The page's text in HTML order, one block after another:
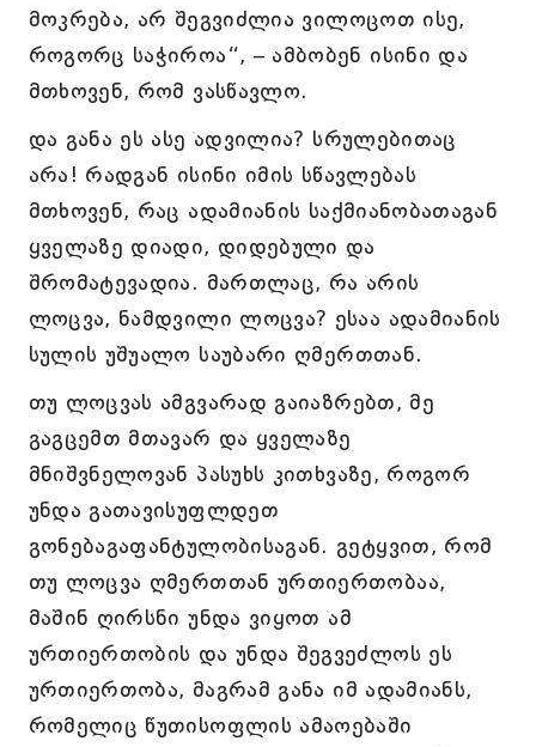
მოკრება, არ შეგვიძლია ვილოცოთ ისე,
როგორც საჭიროა“, – ამბობენ ისინი და
მთხოვენ, რომ ვასწავლო.
და განა ეს ასე ადვილია? სრულებითაც
არა! რადგან ისინი იმის სწავლებას
მთხოვენ, რაც ადამიანის საქმიანობათაგან
ყველაზე დიადი, დიდებული და
შრომატევადია. მართლაც, რა არის
ლოცვა, ნამდვილი ლოცვა? ესაა ადამიანის
სულის უშუალო საუბარი ღმერთთან.
თუ ლოცვას ამგვარად გაიაზრებთ, მე
გაგცემთ მთავარ და ყველაზე
მნიშვნელოვან პასუხს კითხვაზე, როგორ
უნდა გათავისუფლდეთ
გონებაგაფანტულობისაგან. გეტყვით, რომ
თუ ლოცვა ღმერთთან ურთიერთობაა,
მაშინ ღირსნი უნდა ვიყოთ ამ
ურთიერთობის და უნდა შეგვეძლოს ეს
ურთიერთობა, მაგრამ განა იმ ადამიანს,
რომელიც წუთისოფლის ამაოებაში